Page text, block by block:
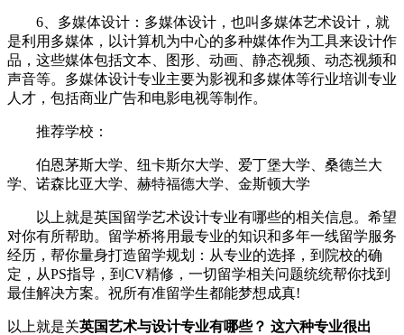
6、多媒体设计：多媒体设计，也叫多媒体艺术设计，就
是利用多媒体，以计算机为中心的多种媒体作为工具来设计作
品，这些媒体包括文本、图形、动画、静态视频、动态视频和
声音等。多媒体设计专业主要为影视和多媒体等行业培训专业
人才，包括商业广告和电影电视等制作。
推荐学校：
伯恩茅斯大学、纽卡斯尔大学、爱丁堡大学、桑德兰大
学、诺森比亚大学、赫特福德大学、金斯顿大学
以上就是英国留学艺术设计专业有哪些的相关信息。希望
对你有所帮助。留学桥将用最专业的知识和多年一线留学服务
经历，帮你量身打造留学规划：从专业的选择，到院校的确
定，从PS指导，到CV精修，一切留学相关问题统统帮你找到
最佳解决方案。祝所有准留学生都能梦想成真!
以上就是关英国艺术与设计专业有哪些？ 这六种专业很出